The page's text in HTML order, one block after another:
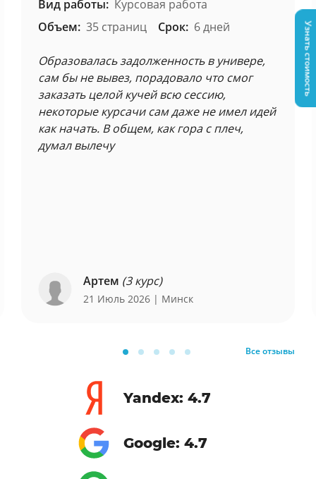
Вид работы: Курсовая работа
Объем: 35 страниц Срок: 6 дней
Образовалась задолженность в универе,
сам бы не вывез, порадовало что смог
заказать целой кучей всю сессию,
некоторые курсачи сам даже не имел идей
как начать. В общем, как гора с плеч,
думал вылечу
Артем (3 курс)
21 Июль 2026 | Минск
Все отзывы
Yandex: 4.7
Google: 4.7
Узнать стоимость